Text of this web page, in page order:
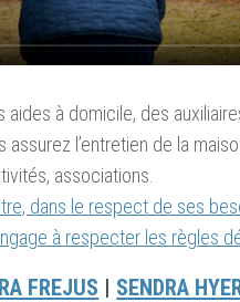
à domicile, des
l’entretien de la
associations.
dans le respect de ses
à respecter les règles
FREJUS | SENDRA